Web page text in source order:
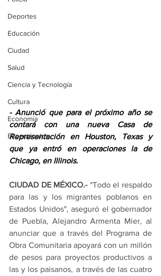
Deportes
Educación
Ciudad
Salud
Ciencia y Tecnología
Cultura
Economía
Espectáculos
- Anunció que para el próximo año se
contará con una nueva Casa de
Representación en Houston, Texas y
que ya entró en operaciones la de
Chicago, en Illinois.
CIUDAD DE MÉXICO.- "Todo el respaldo
para las y los migrantes poblanos en
Estados Unidos", aseguró el gobernador
de Puebla, Alejandro Armenta Mier, al
anunciar que a través del Programa de
Obra Comunitaria apoyará con un millón
de pesos para proyectos productivos a
las y los paisanos, a través de las cuatro